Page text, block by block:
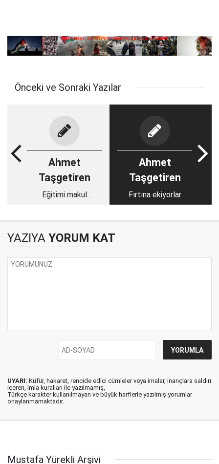
Önceki ve Sonraki Yazılar
Ahmet
Taşgetiren
Eğitimi makul
Ahmet
Taşgetiren
Fırtına ekiyorlar
YAZIYA YORUM KAT
UYARI: Küfür, hakaret, rencide edici cümleler veya imalar, inançlara saldırı
içeren, imla kuralları ile yazılmamış,
Türkçe karakter kullanılmayan ve büyük harflerle yazılmış yorumlar
onaylanmamaktadır.
Mustafa Yürekli Arşivi